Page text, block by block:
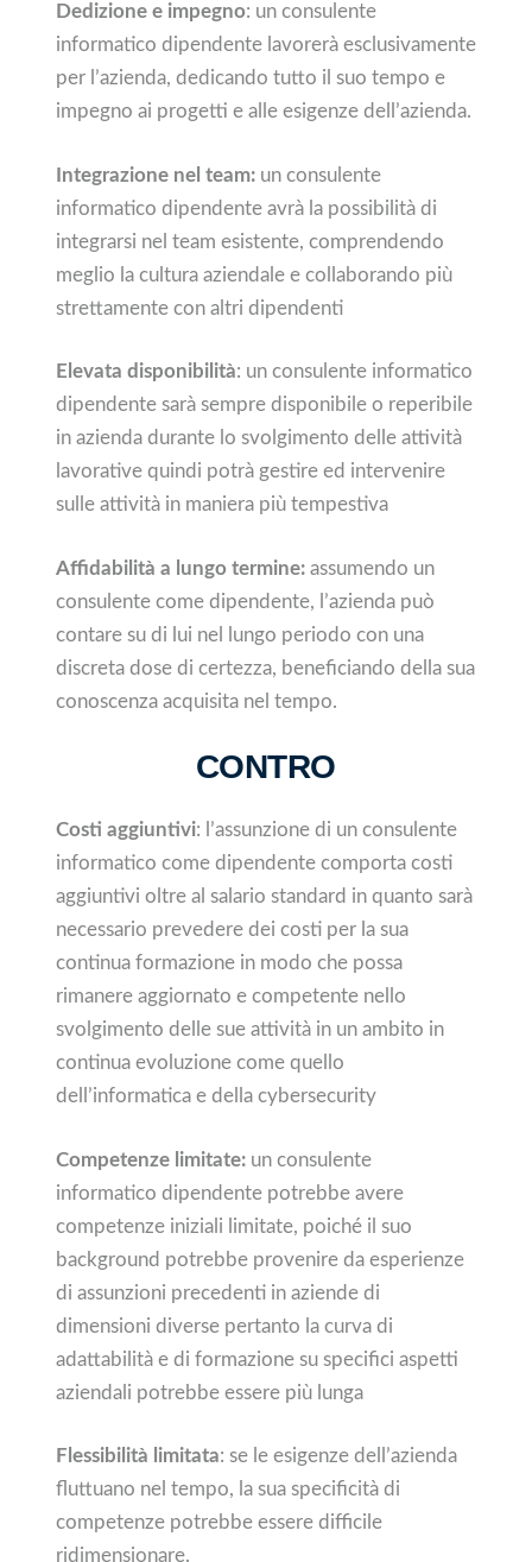
Dedizione e impegno: un consulente
informatico dipendente lavorerà esclusivamente
per l’azienda, dedicando tutto il suo tempo e
impegno ai progetti e alle esigenze dell’azienda.
Integrazione nel team:un consulente
informatico dipendente avrà la possibilità di
integrarsi nel team esistente, comprendendo
meglio la cultura aziendale e collaborando più
strettamente con altri dipendenti
Elevata disponibilità: un consulente informatico
dipendente sarà sempre disponibile o reperibile
in azienda durante lo svolgimento delle attività
lavorative quindi potrà gestire ed intervenire
sulle attività in maniera più tempestiva
Affidabilità a lungo termine:assumendo un
consulente come dipendente, l’azienda può
contare su di lui nel lungo periodo con una
discreta dose di certezza, beneficiando della sua
conoscenza acquisita nel tempo.
CONTRO
Costi aggiuntivi: l’assunzione di un consulente
informatico come dipendente comporta costi
aggiuntivi oltre al salario standard in quanto sarà
necessario prevedere dei costi per la sua
continua formazione in modo che possa
rimanere aggiornato e competente nello
svolgimento delle sue attività in un ambito in
continua evoluzione come quello
dell’informatica e della cybersecurity
Competenze limitate:un consulente
informatico dipendente potrebbe avere
competenze iniziali limitate, poiché il suo
background potrebbe provenire da esperienze
di assunzioni precedenti in aziende di
dimensioni diverse pertanto la curva di
adattabilità e di formazione su specifici aspetti
aziendali potrebbe essere più lunga
Flessibilità limitata: se le esigenze dell’azienda
fluttuano nel tempo, la sua specificità di
competenze potrebbe essere difficile
ridimensionare.